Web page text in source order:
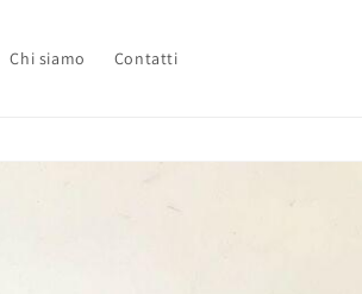
Chi siamo Contatti